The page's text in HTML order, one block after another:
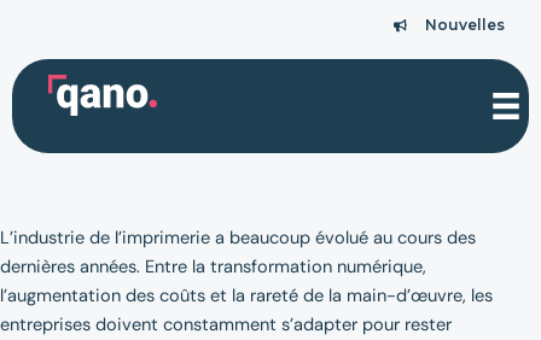
contenu
Nouvelles
Nouvelles
L’industrie de l’imprimerie a beaucoup évolué au cours des
dernières années. Entre la transformation numérique,
l’augmentation des coûts et la rareté de la main-d’œuvre, les
entreprises doivent constamment s’adapter pour rester